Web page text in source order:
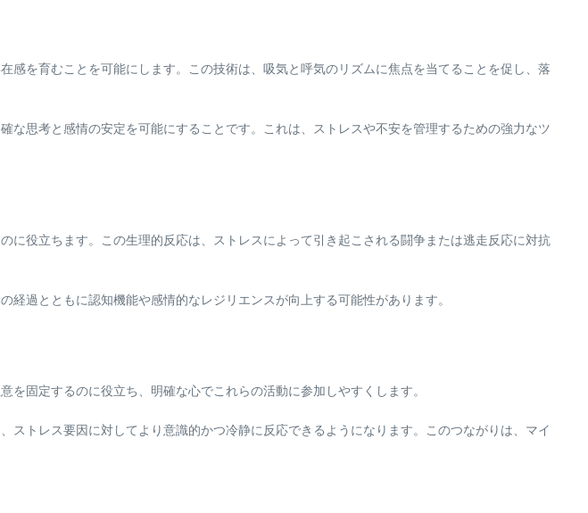
を育むことを可能にします。この技術は、吸気と呼気のリズムに焦点を当てることを促し、落
思考と感情の安定を可能にすることです。これは、ストレスや不安を管理するための強力なツ
役立ちます。この生理的反応は、ストレスによって引き起こされる闘争または逃走反応に対抗
過とともに認知機能や感情的なレジリエンスが向上する可能性があります。
固定するのに役立ち、明確な心でこれらの活動に参加しやすくします。
トレス要因に対してより意識的かつ冷静に反応できるようになります。このつながりは、マイ